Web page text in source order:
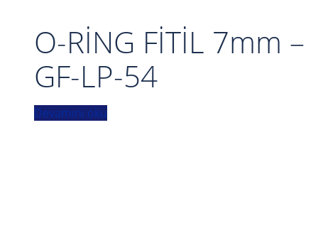
O-RİNG FİTİL 7mm –
GF-LP-54
Devamını oku